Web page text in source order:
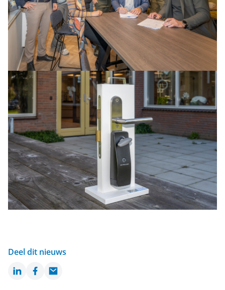
Deel dit nieuws
LinkedInFacebook
Email